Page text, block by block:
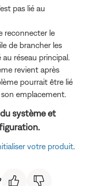
pas lié au
reconnecter le
de brancher les
réseau principal.
revient après
pourrait être lié
emplacement.
système et
votre produit